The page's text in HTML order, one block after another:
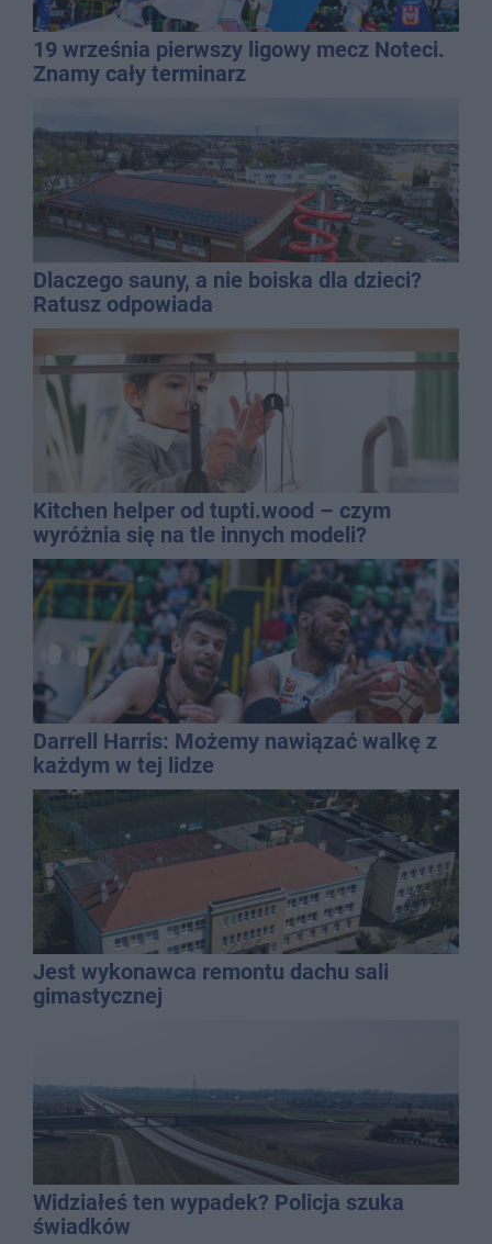
19 września pierwszy ligowy mecz Noteci.
Znamy cały terminarz
Dlaczego sauny, a nie boiska dla dzieci?
Ratusz odpowiada
Kitchen helper od tupti.wood – czym
wyróżnia się na tle innych modeli?
Darrell Harris: Możemy nawiązać walkę z
każdym w tej lidze
Jest wykonawca remontu dachu sali
gimastycznej
Widziałeś ten wypadek? Policja szuka
świadków